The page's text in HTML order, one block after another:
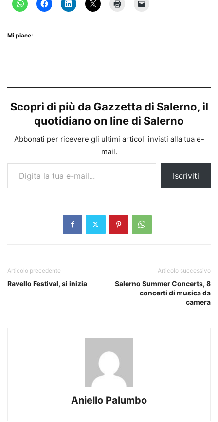
Mi piace:
Scopri di più da Gazzetta di Salerno, il
quotidiano on line di Salerno
Abbonati per ricevere gli ultimi articoli inviati alla tua e-
mail.
Digita la tua e-mail...
Iscriviti
Articolo precedente
Ravello Festival, si inizia
Articolo successivo
Salerno Summer Concerts, 8
concerti di musica da
camera
Aniello Palumbo